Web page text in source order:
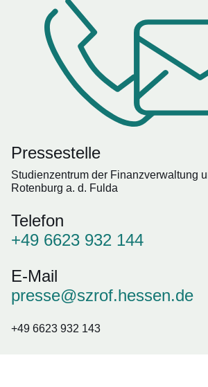
Pressestelle
Studienzentrum der Finanzverwaltung
Rotenburg a. d. Fulda
Telefon
+49 6623 932 144
E-Mail
presse@szrof.hessen.de
+49 6623 932 143